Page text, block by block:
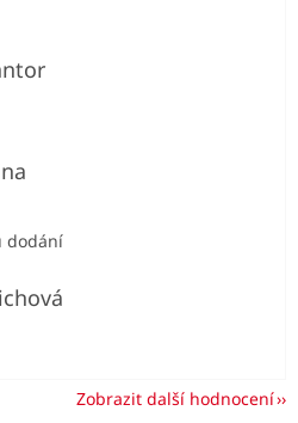
je 5 z 5 hvězdiček.
je 5 z 5 hvězdiček.
dodání
je 5 z 5 hvězdiček.
Zobrazit další hodnocení